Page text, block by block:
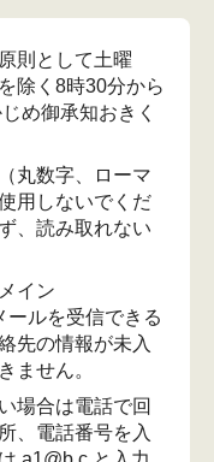
則として土曜
除く8時30分から
め御承知おきく
丸数字、ローマ
用しないでくだ
、読み取れない
イン
ールを受信できる
先の情報が未入
ません。
場合は電話で回
、電話番号を入